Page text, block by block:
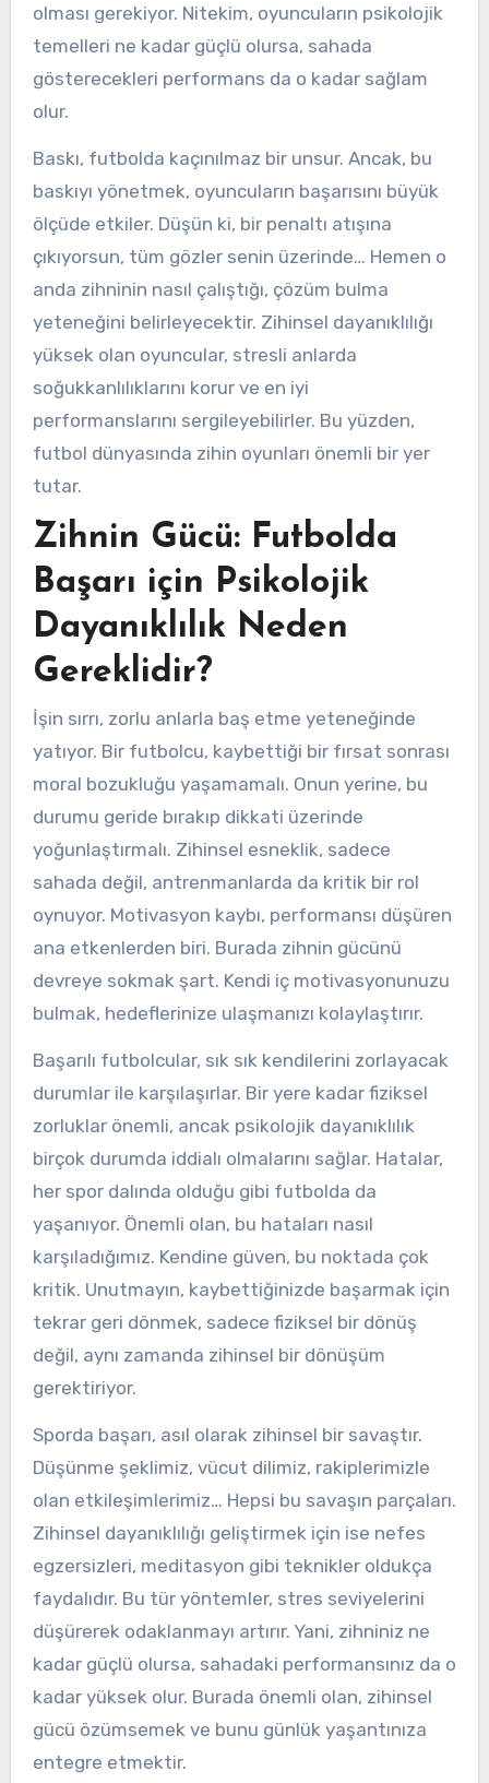
olması gerekiyor. Nitekim, oyuncuların psikolojik
temelleri ne kadar güçlü olursa, sahada
gösterecekleri performans da o kadar sağlam
olur.
Baskı, futbolda kaçınılmaz bir unsur. Ancak, bu
baskıyı yönetmek, oyuncuların başarısını büyük
ölçüde etkiler. Düşün ki, bir penaltı atışına
çıkıyorsun, tüm gözler senin üzerinde… Hemen o
anda zihninin nasıl çalıştığı, çözüm bulma
yeteneğini belirleyecektir. Zihinsel dayanıklılığı
yüksek olan oyuncular, stresli anlarda
soğukkanlılıklarını korur ve en iyi
performanslarını sergileyebilirler. Bu yüzden,
futbol dünyasında zihin oyunları önemli bir yer
tutar.
Zihnin Gücü: Futbolda
Başarı için Psikolojik
Dayanıklılık Neden
Gereklidir?
İşin sırrı, zorlu anlarla baş etme yeteneğinde
yatıyor. Bir futbolcu, kaybettiği bir fırsat sonrası
moral bozukluğu yaşamamalı. Onun yerine, bu
durumu geride bırakıp dikkati üzerinde
yoğunlaştırmalı. Zihinsel esneklik, sadece
sahada değil, antrenmanlarda da kritik bir rol
oynuyor. Motivasyon kaybı, performansı düşüren
ana etkenlerden biri. Burada zihnin gücünü
devreye sokmak şart. Kendi iç motivasyonunuzu
bulmak, hedeflerinize ulaşmanızı kolaylaştırır.
Başarılı futbolcular, sık sık kendilerini zorlayacak
durumlar ile karşılaşırlar. Bir yere kadar fiziksel
zorluklar önemli, ancak psikolojik dayanıklılık
birçok durumda iddialı olmalarını sağlar. Hatalar,
her spor dalında olduğu gibi futbolda da
yaşanıyor. Önemli olan, bu hataları nasıl
karşıladığımız. Kendine güven, bu noktada çok
kritik. Unutmayın, kaybettiğinizde başarmak için
tekrar geri dönmek, sadece fiziksel bir dönüş
değil, aynı zamanda zihinsel bir dönüşüm
gerektiriyor.
Sporda başarı, asıl olarak zihinsel bir savaştır.
Düşünme şeklimiz, vücut dilimiz, rakiplerimizle
olan etkileşimlerimiz… Hepsi bu savaşın parçaları.
Zihinsel dayanıklılığı geliştirmek için ise nefes
egzersizleri, meditasyon gibi teknikler oldukça
faydalıdır. Bu tür yöntemler, stres seviyelerini
düşürerek odaklanmayı artırır. Yani, zihniniz ne
kadar güçlü olursa, sahadaki performansınız da o
kadar yüksek olur. Burada önemli olan, zihinsel
gücü özümsemek ve bunu günlük yaşantınıza
entegre etmektir.